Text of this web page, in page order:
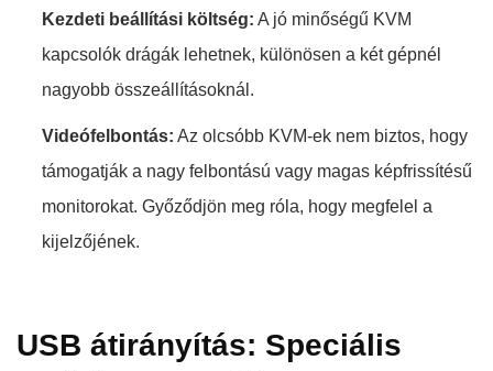
Kezdeti beállítási költség: A jó minőségű KVM
kapcsolók drágák lehetnek, különösen a két gépnél
nagyobb összeállításoknál.
Videófelbontás: Az olcsóbb KVM-ek nem biztos, hogy
támogatják a nagy felbontású vagy magas képfrissítésű
monitorokat. Győződjön meg róla, hogy megfelel a
kijelzőjének.
USB átirányítás: Speciális